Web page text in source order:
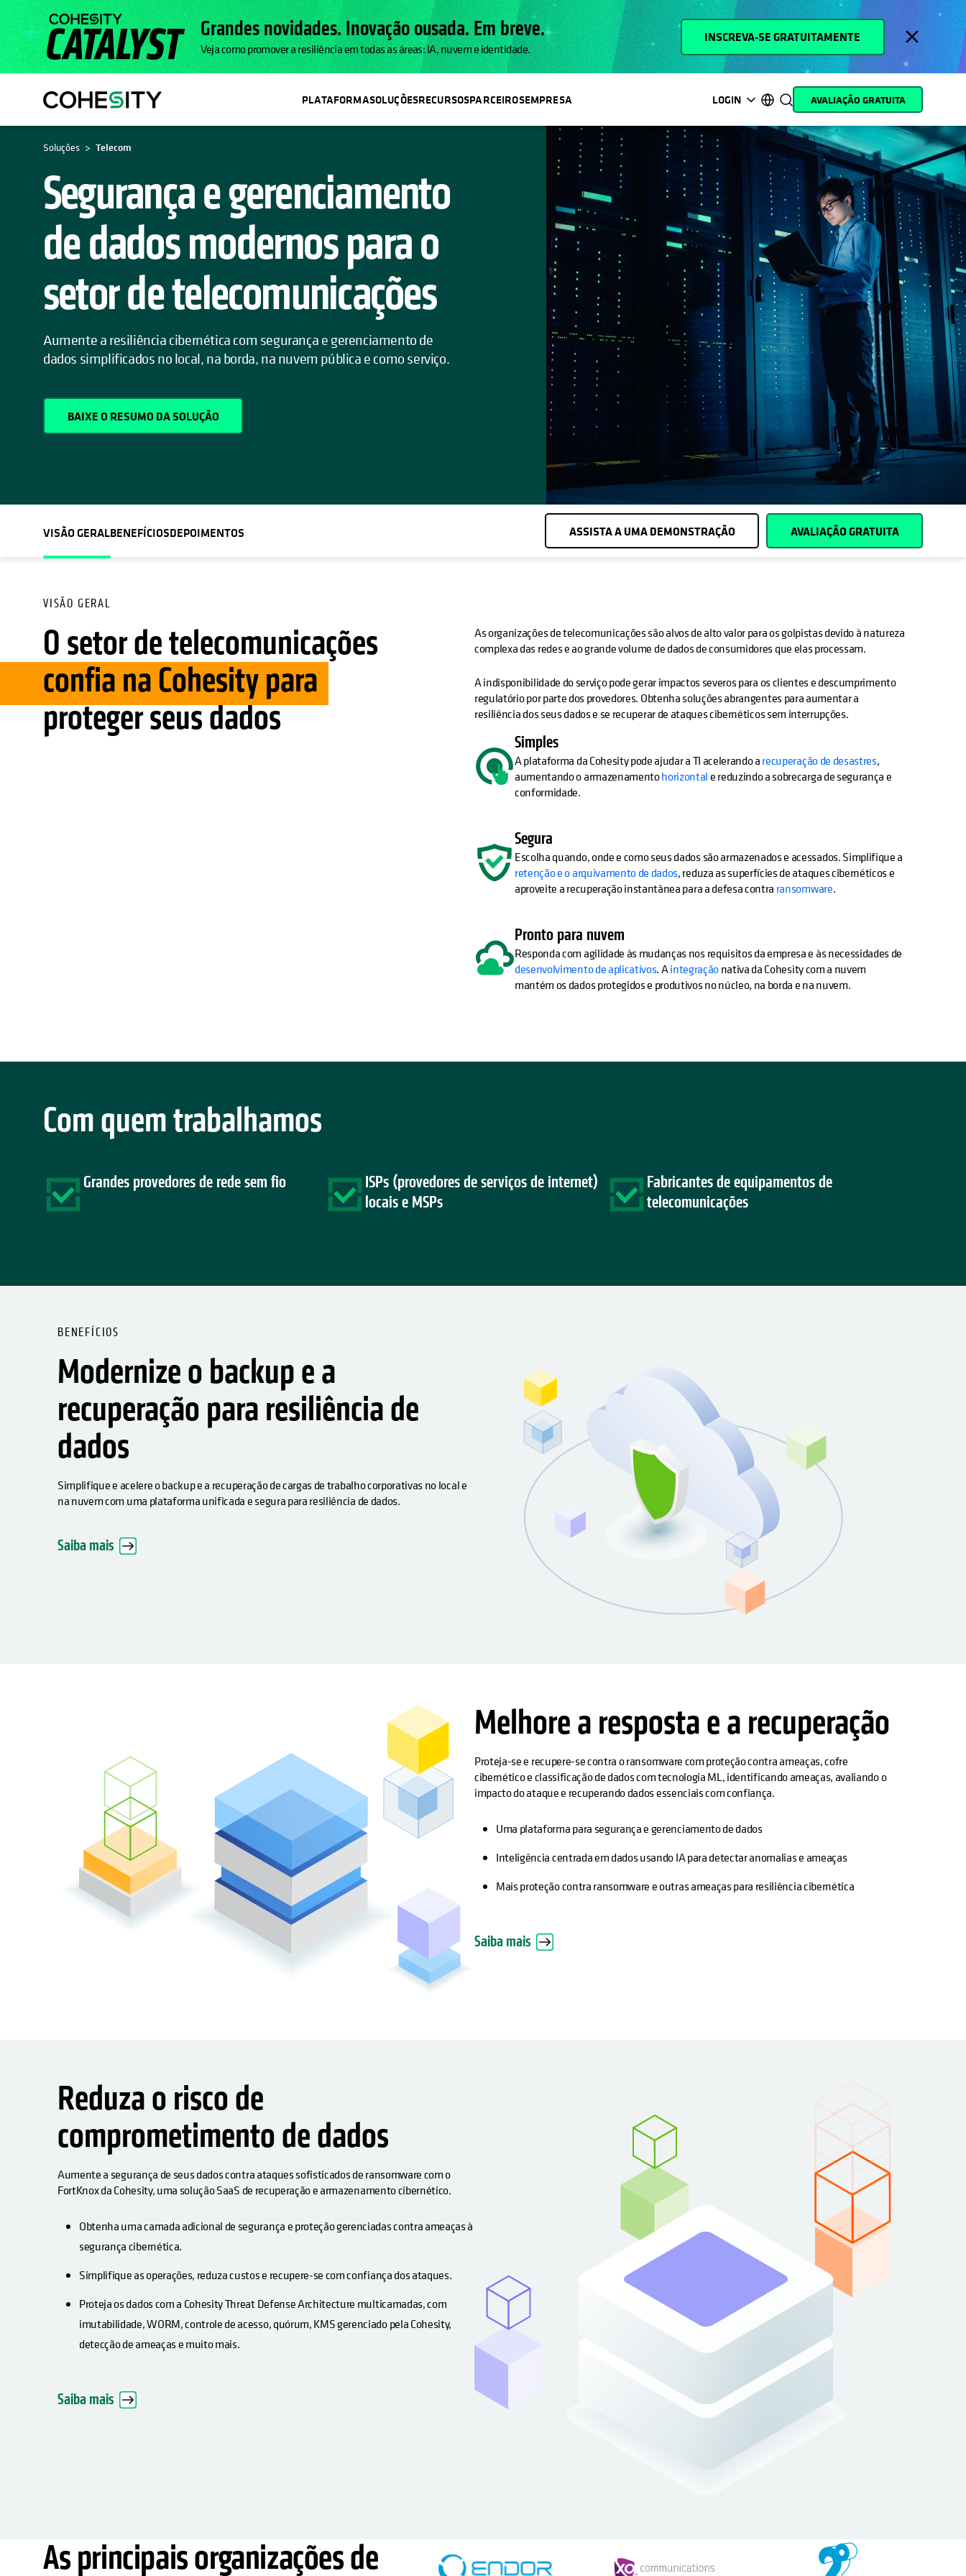
Grandes novidades. Inovação ousada. Em breve.
Veja como promover a resiliência em todas as áreas: IA, nuvem e identidade.
INSCREVA-SE GRATUITAMENTE
PLATAFORMASOLUÇÕESRECURSOSPARCEIROSEMPRESA LOGIN
MyCohesity
opens in a new tab
Helios
opens in a new tab
Alta
opens in a new tab
Suporte
opens in a new tab
Documentação do
produto
opens in a new tab
Academia
opens in a new tab
Cohesity
Community
opens in a new tab
Parceiros
opens in a new tab
Português
English (U.S.)
Deutsch (Germany)
Français (France)
日本語 (Japan)
한국어 (South Korea)
Español (Spain)
AVALIAÇÃO GRATUITA
Soluções Telecom
Segurança e gerenciamento
de dados modernos para o
setor de telecomunicações
Aumente a resiliência cibernética com segurança e gerenciamento de
dados simplificados no local, na borda, na nuvem pública e como serviço.
BAIXE O RESUMO DA SOLUÇÃO
VISÃO GERALBENEFÍCIOSDEPOIMENTOS ASSISTA A UMA DEMONSTRAÇÃO AVALIAÇÃO GRATUITA
VISÃO GERAL
O setor de telecomunicações
confia na Cohesity para
proteger seus dados
As organizações de telecomunicações são alvos de alto valor para os golpistas devido à natureza
complexa das redes e ao grande volume de dados de consumidores que elas processam.
A indisponibilidade do serviço pode gerar impactos severos para os clientes e descumprimento
regulatório por parte dos provedores. Obtenha soluções abrangentes para aumentar a
resiliência dos seus dados e se recuperar de ataques cibernéticos sem interrupções.
Simples
A plataforma da Cohesity pode ajudar a TI acelerando arecuperação de desastres,
aumentando o armazenamentohorizontale reduzindo a sobrecarga de segurança e
conformidade.
Segura
Escolha quando, onde e como seus dados são armazenados e acessados. Simplifique a
retenção e o arquivamento de dados, reduza as superfícies de ataques cibernéticos e
aproveite a recuperação instantânea para a defesa contra ransomware.
Pronto para nuvem
Responda com agilidade às mudanças nos requisitos da empresa e às necessidades de
desenvolvimento de aplicativos. Aintegraçãonativa da Cohesity com a nuvem
mantém os dados protegidos e produtivos no núcleo, na borda e na nuvem.
Com quem trabalhamos
Grandes provedores de rede sem fio
ISPs (provedores de serviços de internet)
locais e MSPs
Fabricantes de equipamentos de
telecomunicações
BENEFÍCIOS
Modernize o backup e a
recuperação para resiliência de
dados
Simplifique e acelere o backup e a recuperação de cargas de trabalho corporativas no local e
na nuvem com uma plataforma unificada e segura para resiliência de dados.
Saiba mais
Melhore a resposta e a recuperação
Proteja-se e recupere-se contra o ransomware com proteção contra ameaças, cofre
cibernético e classificação de dados com tecnologia ML, identificando ameaças, avaliando o
impacto do ataque e recuperando dados essenciais com confiança.
Uma plataforma para segurança e gerenciamento de dados
Inteligência centrada em dados usando IA para detectar anomalias e ameaças
Mais proteção contra ransomware e outras ameaças para resiliência cibernética
Saiba mais
Reduza o risco de
comprometimento de dados
Aumente a segurança de seus dados contra ataques sofisticados de ransomware com o
FortKnox da Cohesity, uma solução SaaS de recuperação e armazenamento cibernético.
Obtenha uma camada adicional de segurança e proteção gerenciadas contra ameaças à
segurança cibernética.
Simplifique as operações, reduza custos e recupere-se com confiança dos ataques.
Proteja os dados com a Cohesity Threat Defense Architecture multicamadas, com
imutabilidade, WORM, controle de acesso, quórum, KMS gerenciado pela Cohesity,
detecção de ameaças e muito mais.
Saiba mais
As principais organizações de